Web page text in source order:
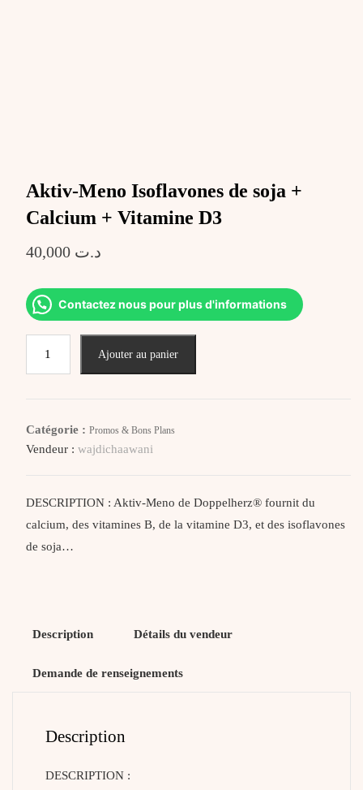
Aktiv-Meno Isoflavones de soja +
Calcium + Vitamine D3
د.ت 40,000
Contactez nous pour plus d'informations
Calcium
Ajouter au panier
Catégorie : Promos & Bons Plans
Vendeur : wajdichaawani
DESCRIPTION : Aktiv-Meno de Doppelherz® fournit du
calcium, des vitamines B, de la vitamine D3, et des isoflavones
de soja…
Description Détails du vendeur
Demande de renseignements
Description
DESCRIPTION :